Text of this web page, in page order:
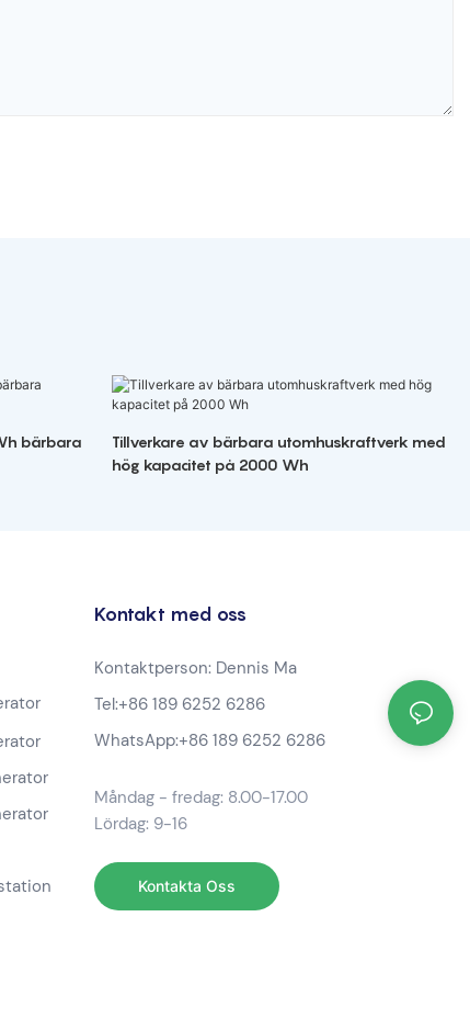
bärbara
Tillverkare av bärbara utomhuskraftverk med
hög kapacitet på 2000 Wh
Kontakt med oss
Kontaktperson: Dennis Ma
Tel:+86 189 6252 6286
WhatsApp:+86 189 6252 6286
Måndag - fredag: 8.00-17.00
Lördag: 9-16
Kontakta Oss